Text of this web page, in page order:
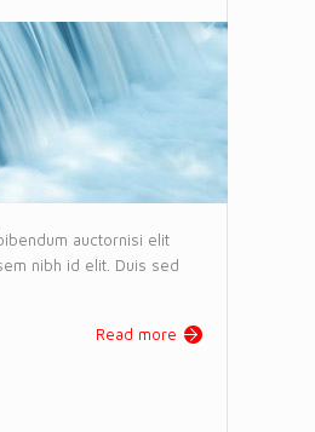
auctornisi elit
nibh id elit. Duis sed
Read more